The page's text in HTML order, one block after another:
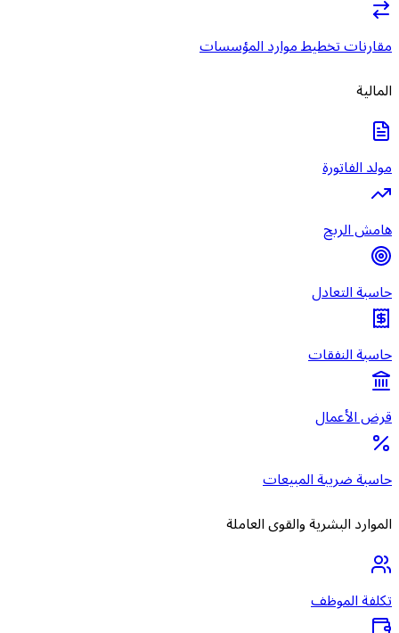
مقارنات تخطيط موارد المؤسسات
المالية
مولد الفاتورة
هامش الربح
حاسبة التعادل
حاسبة النفقات
قرض الأعمال
حاسبة ضريبة المبيعات
الموارد البشرية والقوى العاملة
تكلفة الموظف